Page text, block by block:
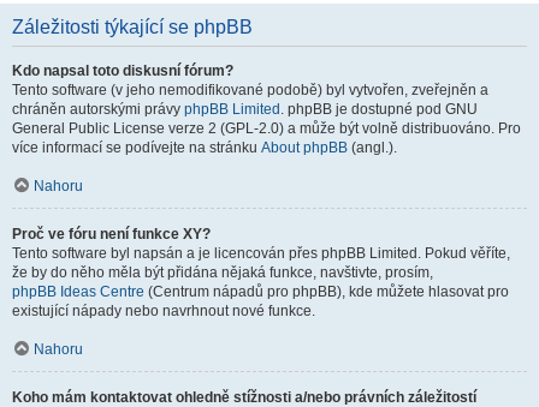
Záležitosti týkající se phpBB
Kdo napsal toto diskusní fórum?
Tento software (v jeho nemodifikované podobě) byl vytvořen, zveřejněn a
chráněn autorskými právy phpBB Limited . phpBB je dostupné pod GNU
General Public License verze 2 (GPL-2.0) a může být volně distribuováno. Pro
více informací se podívejte na stránku About phpBB (angl.).
Nahoru
Proč ve fóru není funkce XY?
Tento software byl napsán a je licencován přes phpBB Limited. Pokud věříte,
že by do něho měla být přidána nějaká funkce, navštivte, prosím,
phpBB Ideas Centre (Centrum nápadů pro phpBB), kde můžete hlasovat pro
existující nápady nebo navrhnout nové funkce.
Nahoru
Koho mám kontaktovat ohledně stížnosti a/nebo právních záležitostí